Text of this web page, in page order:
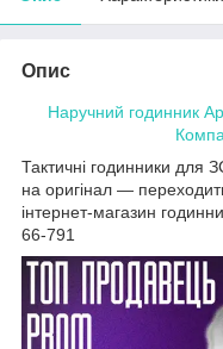
Опис
Наручний годинник
Тактичні годинники для
на оригінал —
інтернет-магазин
66-791